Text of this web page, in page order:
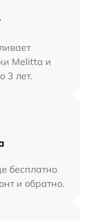
Melitta и
3 лет.
бесплатно
и обратно.